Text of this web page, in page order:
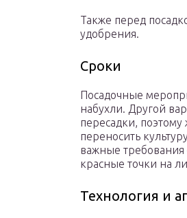
Также перед
удобрения.
Сроки
Посадочные
набухли. Другой
пересадки,
переносить
важные требования
красные точки на
Технология и